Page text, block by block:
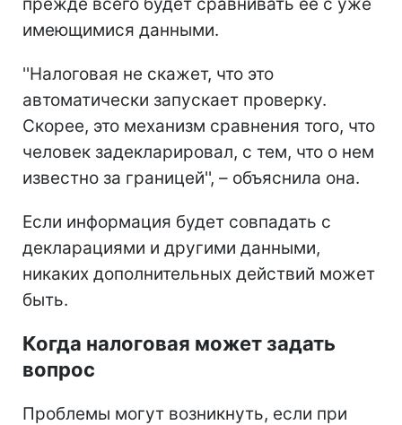
имеющимися данными.
''Налоговая не скажет, что это
автоматически запускает проверку.
Скорее, это механизм сравнения того, что
человек задекларировал, с тем, что о нем
известно за границей'', – объяснила она.
Если информация будет совпадать с
декларациями и другими данными,
никаких дополнительных действий может
быть.
Когда налоговая может задать
вопрос
Проблемы могут возникнуть, если при